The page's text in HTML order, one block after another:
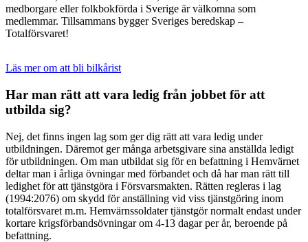
medborgare eller folkbokförda i Sverige är välkomna som
medlemmar. Tillsammans bygger Sveriges beredskap –
Totalförsvaret!
Läs mer om att bli bilkårist
Har man rätt att vara ledig från jobbet för att
utbilda sig?
Nej, det finns ingen lag som ger dig rätt att vara ledig under
utbildningen. Däremot ger många arbetsgivare sina anställda ledigt
för utbildningen. Om man utbildat sig för en befattning i Hemvärnet
deltar man i årliga övningar med förbandet och då har man rätt till
ledighet för att tjänstgöra i Försvarsmakten. Rätten regleras i lag
(1994:2076) om skydd för anställning vid viss tjänstgöring inom
totalförsvaret m.m. Hemvärnssoldater tjänstgör normalt endast under
kortare krigsförbandsövningar om 4-13 dagar per år, beroende på
befattning.